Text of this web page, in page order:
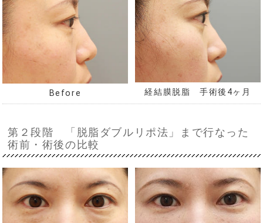
Before 経結膜脱脂 手術後4ヶ月
第２段階 「脱脂ダブルリポ法」まで行なった
術前・術後の比較